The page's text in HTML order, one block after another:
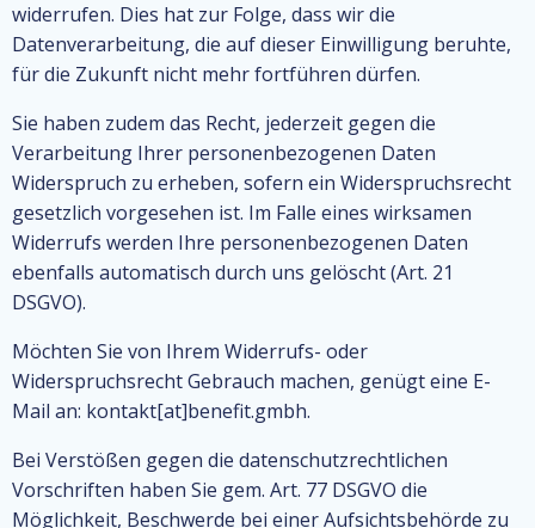
widerrufen. Dies hat zur Folge, dass wir die
Datenverarbeitung, die auf dieser Einwilligung beruhte,
für die Zukunft nicht mehr fortführen dürfen.
Sie haben zudem das Recht, jederzeit gegen die
Verarbeitung Ihrer personenbezogenen Daten
Widerspruch zu erheben, sofern ein Widerspruchsrecht
gesetzlich vorgesehen ist. Im Falle eines wirksamen
Widerrufs werden Ihre personenbezogenen Daten
ebenfalls automatisch durch uns gelöscht (Art. 21
DSGVO).
Möchten Sie von Ihrem Widerrufs- oder
Widerspruchsrecht Gebrauch machen, genügt eine E-
Mail an: kontakt[at]benefit.gmbh.
Bei Verstößen gegen die datenschutzrechtlichen
Vorschriften haben Sie gem. Art. 77 DSGVO die
Möglichkeit, Beschwerde bei einer Aufsichtsbehörde zu